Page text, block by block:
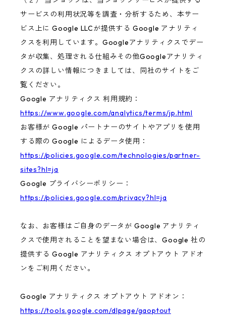
サービスの利用状況等を調査・分析するため、本サー
ビス上に Google LLCが提供する Google アナリティ
クスを利用しています。Googleアナリティクスでデー
タが収集、処理される仕組みその他Googleアナリティ
クスの詳しい情報につきましては、同社のサイトをご
覧ください。
Google アナリティクス 利用規約：
https://www.google.com/analytics/terms/jp.html
お客様が Google パートナーのサイトやアプリを使用
する際の Google によるデータ使用：
https://policies.google.com/technologies/partner-
sites?hl=ja
Google プライバシーポリシー：
https://policies.google.com/privacy?hl=ja
なお、お客様はご自身のデータが Google アナリティ
クスで使用されることを望まない場合は、Google 社の
提供する Google アナリティクス オプトアウト アドオ
ンをご利用ください。
Google アナリティクス オプトアウト アドオン：
https://tools.google.com/dlpage/gaoptout